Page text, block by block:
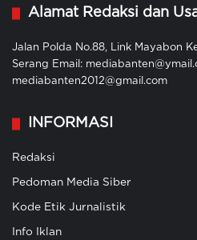
Alamat Redaksi dan
Jalan Polda No.88, Link Mayabon
Serang Email:
mediabanten2012@gmail.com
INFORMASI
Redaksi
Pedoman Media Siber
Kode Etik Jurnalistik
Info Iklan